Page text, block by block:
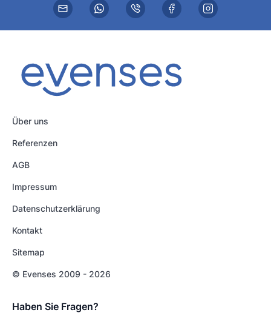
Über uns
Referenzen
AGB
Impressum
Datenschutzerklärung
Kontakt
Sitemap
© Evenses 2009 - 2026
Haben Sie Fragen?